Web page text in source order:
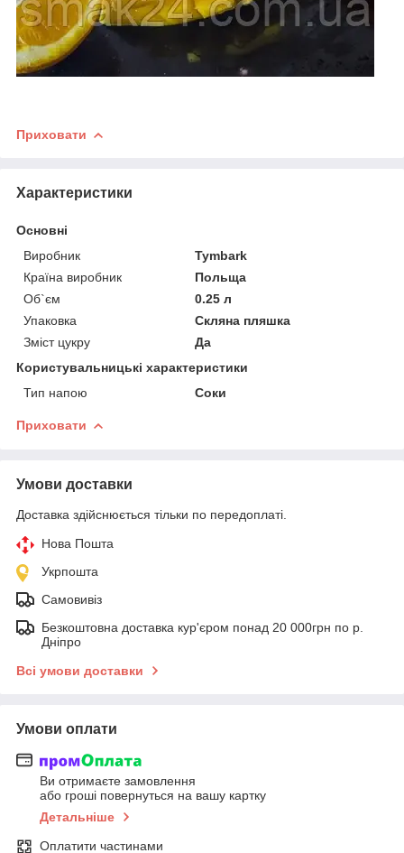
Приховати
Характеристики
Основні
Виробник
Tymbark
Країна виробник
Польща
Об`єм
0.25 л
Упаковка
Скляна пляшка
Зміст цукру
Да
Користувальницькі характеристики
Тип напою
Соки
Приховати
Умови доставки
Доставка здійснюється тільки по передоплаті.
Нова Пошта
Укрпошта
Самовивіз
Безкоштовна доставка кур'єром понад 20 000грн по р.
Дніпро
Всі умови доставки
Умови оплати
Ви отримаєте замовлення
або гроші повернуться на вашу картку
Детальніше
Оплатити частинами